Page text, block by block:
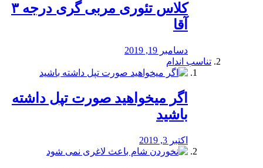
کلاس تئوری مربی گری درجه ۳
آقا
دسامبر 19, 2019
تناسب اندام
اگر میخواهید صورت تپل داشته
باشید
اکتبر 3, 2019